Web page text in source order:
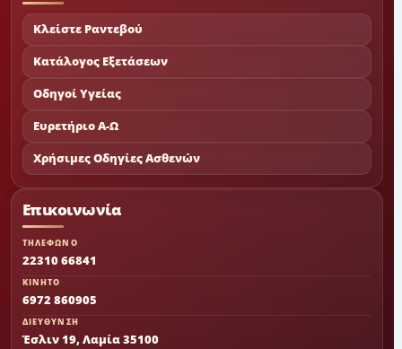
Κλείστε Ραντεβού
Κατάλογος Εξετάσεων
Οδηγοί Υγείας
Ευρετήριο Α-Ω
Χρήσιμες Οδηγίες Ασθενών
Επικοινωνία
ΤΗΛΕΦΩΝΟ
22310 66841
ΚΙΝΗΤΟ
6972 860905
ΔΙΕΥΘΥΝΣΗ
Έσλιν 19, Λαμία 35100